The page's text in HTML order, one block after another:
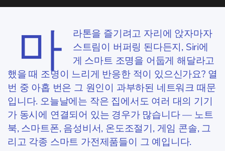
마
라톤을 즐기려고 자리에 앉자마자
스트림이 버퍼링 된다든지, Siri에
게 스마트 조명을 어둡게 해달라고
했을 때 조명이 느리게 반응한 적이 있으신가요? 열
번 중 아홉 번은 그 원인이 과부하된 네트워크 때문
입니다. 오늘날에는 작은 집에서도 여러 대의 기기
가 동시에 연결되어 있는 경우가 많습니다 — 노트
북, 스마트폰, 음성비서, 온도조절기, 게임 콘솔, 그
리고 각종 스마트 가전제품들이 그 예입니다.